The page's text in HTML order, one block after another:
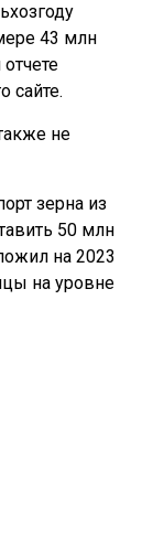
43 млн
сайте.
не
зерна из
50 млн
на 2023
на уровне